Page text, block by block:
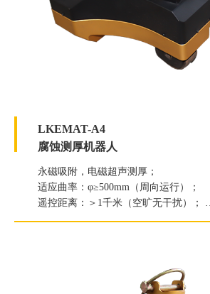
LKEMAT-A4
腐蚀测厚机器人
永磁吸附，电磁超声测厚；
适应曲率：φ≥500mm（周向运行）；
遥控距离：＞1千米（空旷无干扰）；
行进速度：0-6m/min（无极调速）；